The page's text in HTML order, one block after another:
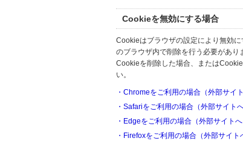
Cookieを無効にする場合
Cookieはブラウザの設定により無効
のブラウザ内で削除を行う必要があり
Cookieを削除した場合、または
い。
・Chromeをご利用の場合（外部サイ
・Safariをご利用の場合（外部サイト
・Edgeをご利用の場合（外部サイトへ
・Firefoxをご利用の場合（外部サイト